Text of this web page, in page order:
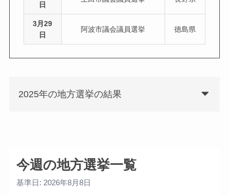
日
3月29
日
阿波市議会議員選挙 徳島県
2025年の地方選挙の結果
今週の地方選挙一覧
基準日: 2026年8月8日